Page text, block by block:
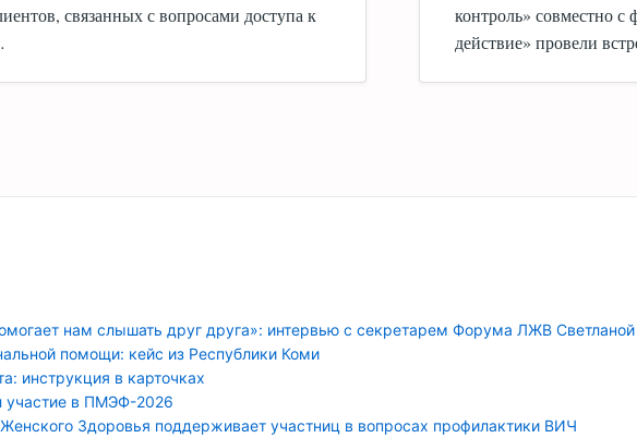
связанных с вопросами доступа к
контроль» совместно
действие» провели
нам слышать друг друга»: интервью с секретарем Форума ЛЖВ
помощи: кейс из Республики Коми
инструкция в карточках
участие в ПМЭФ-2026
Здоровья поддерживает участниц в вопросах профилактики ВИЧ